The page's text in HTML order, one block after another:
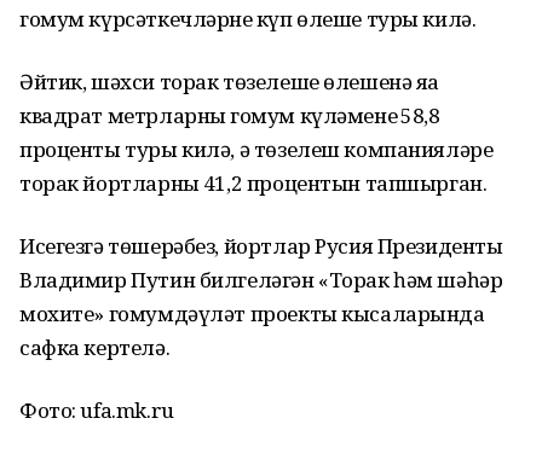
гомум күрсәткечләрнең күп өлеше туры килә.
Әйтик, шәхси торак төзелеше өлешенә яңа
квадрат метрларның гомум күләменең 58,8
проценты туры килә, ә төзелеш компанияләре
торак йортларның 41,2 процентын тапшырган.
Исегезгә төшерәбез, йортлар Русия Президенты
Владимир Путин билгеләгән «Торак һәм шәһәр
мохите» гомумдәүләт проекты кысаларында
сафка кертелә.
Фото: ufa.mk.ru